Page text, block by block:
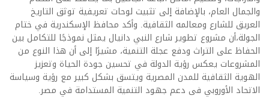
والجمال العام، بالإضافة إلى تثبيت لوحات تعريفية توثق التاريخ
العريق للشارع ومعالمه الثقافية. وأكد محافظ الإسكندرية في ختام
الجولة،أن مشروع تطوير شارع النبي دانيال يمثل نموذجًا للتكامل بين
الحفاظ على التراث ودفع عجلة التنمية، مشيرًا إلى أن هذا النوع من
المشروعات يعكس رؤية الدولة في تحسين جودة الحياة وتعزيز
الهوية الثقافية للمدن المصرية ويتسق بشكل كبير مع رؤية وسياسة
الاتحاد الأوروبي فى دعم جهود التنمية المستدامة في مصر.